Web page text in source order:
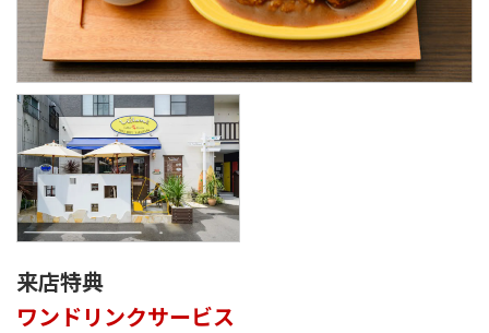
来店特典
ワンドリンクサービス